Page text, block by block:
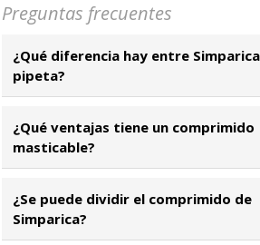
Preguntas frecuentes
¿Qué diferencia hay entre
pipeta?
¿Qué ventajas tiene un comprimido
masticable?
¿Se puede dividir el comprimido de
Simparica?